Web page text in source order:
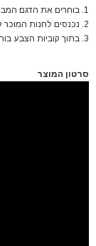
1. בוחרים את הדגם המבוקש לפי "קוד המוצר"
2. נכנסים לחנות המוכר לפי הקישור המופיע למעלה
3. בתוך קוביות הצבע בוחרים "קוד המוצר"
סרטון המוצר